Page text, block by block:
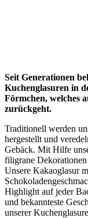
Seit Generationen
Kuchenglasuren in
Förmchen, welches
zurückgeht.
Traditionell werden
hergestellt und
Gebäck. Mit Hilfe
filigrane
Unsere Kakaoglasur
Highlight auf jeder
und bekannteste
unserer